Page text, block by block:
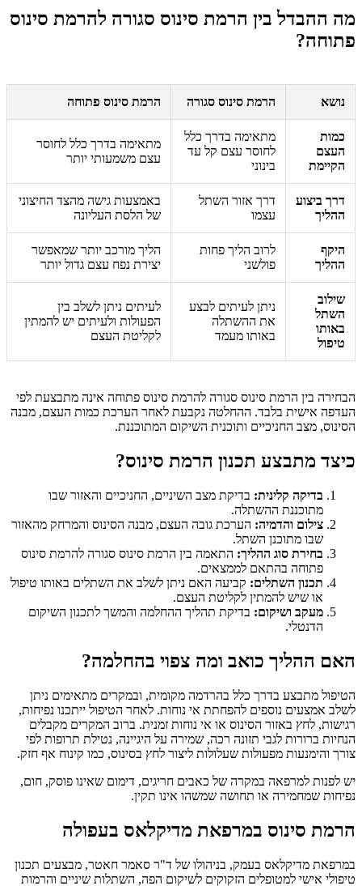
מה ההבדל בין הרמת סינוס סגורה להרמת סינוס
פתוחה?
נושא הרמת סינוס סגורה הרמת סינוס פתוחה
כמות
העצם
הקיימת
מתאימה בדרך כלל
לחוסר עצם קל עד
בינוני
מתאימה בדרך כלל לחוסר
עצם משמעותי יותר
דרך ביצוע
ההליך
דרך אזור השתל
עצמו
באמצעות גישה מהצד החיצוני
של הלסת העליונה
היקף
ההליך
לרוב הליך פחות
פולשני
הליך מורכב יותר שמאפשר
יצירת נפח עצם גדול יותר
שילוב
השתל
באותו
טיפול
ניתן לעיתים לבצע
את ההשתלה
באותו מעמד
לעיתים ניתן לשלב בין
הפעולות ולעיתים יש להמתין
לקליטת העצם
הבחירה בין הרמת סינוס סגורה להרמת סינוס פתוחה אינה מתבצעת לפי
העדפה אישית בלבד. ההחלטה נקבעת לאחר הערכת כמות העצם, מבנה
הסינוס, מצב החניכיים ותוכנית השיקום המתוכננת.
כיצד מתבצע תכנון הרמת סינוס?
בדיקה קלינית: בדיקת מצב השיניים, החניכיים והאזור שבו
מתוכננת ההשתלה.
צילום והדמיה: הערכת גובה העצם, מבנה הסינוס והמרחק מהאזור
שבו מתוכנן השתל.
בחירת סוג ההליך: התאמה בין הרמת סינוס סגורה להרמת סינוס
פתוחה בהתאם לממצאים.
תכנון השתלים: קביעה האם ניתן לשלב את השתלים באותו טיפול
או שיש להמתין לקליטת העצם.
מעקב ושיקום: בדיקת תהליך ההחלמה והמשך לתכנון השיקום
הדנטלי.
האם ההליך כואב ומה צפוי בהחלמה?
הטיפול מתבצע בדרך כלל בהרדמה מקומית, ובמקרים מתאימים ניתן
לשלב אמצעים נוספים להפחתת אי נוחות. לאחר הטיפול ייתכנו נפיחות,
רגישות, לחץ באזור הסינוס או אי נוחות זמנית. ברוב המקרים מקבלים
הנחיות ברורות לגבי תזונה רכה, שמירה על היגיינה, נטילת תרופות לפי
צורך והימנעות מפעולות שעלולות ליצור לחץ בסינוס, כמו קינוח אף חזק.
יש לפנות למרפאה במקרה של כאבים חריגים, דימום שאינו פוסק, חום,
נפיחות שמחמירה או תחושה שמשהו אינו תקין.
הרמת סינוס במרפאת מדיקלאס בעפולה
במרפאת מדיקלאס בעמק, בניהולו של ד"ר סאמר חאטר, מבצעים תכנון
טיפולי אישי למטופלים הזקוקים לשיקום הפה, השתלות שיניים והרמות